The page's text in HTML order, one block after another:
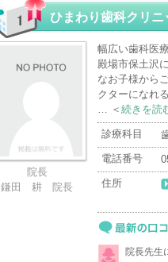
ひまわり歯科クリニ
院長
鎌田 耕 院長
幅広い歯科医
殿場市保土沢
なお子様から
クターになれ
… ＜ 続きを読
診療科目
電話番号
住所
最新の口コミ
院長先生